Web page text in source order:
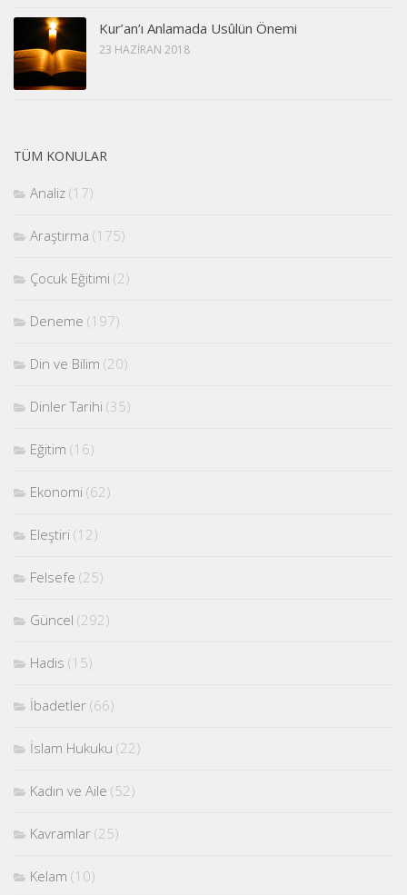
Kur’an’ı Anlamada Usûlün Önemi
23 HAZIRAN 2018
TÜM KONULAR
Analiz (17)
Araştırma (175)
Çocuk Eğitimi (2)
Deneme (197)
Din ve Bilim (20)
Dinler Tarihi (35)
Eğitim (16)
Ekonomi (62)
Eleştiri (12)
Felsefe (25)
Güncel (292)
Hadis (15)
İbadetler (66)
İslam Hukuku (22)
Kadın ve Aile (52)
Kavramlar (25)
Kelam (10)